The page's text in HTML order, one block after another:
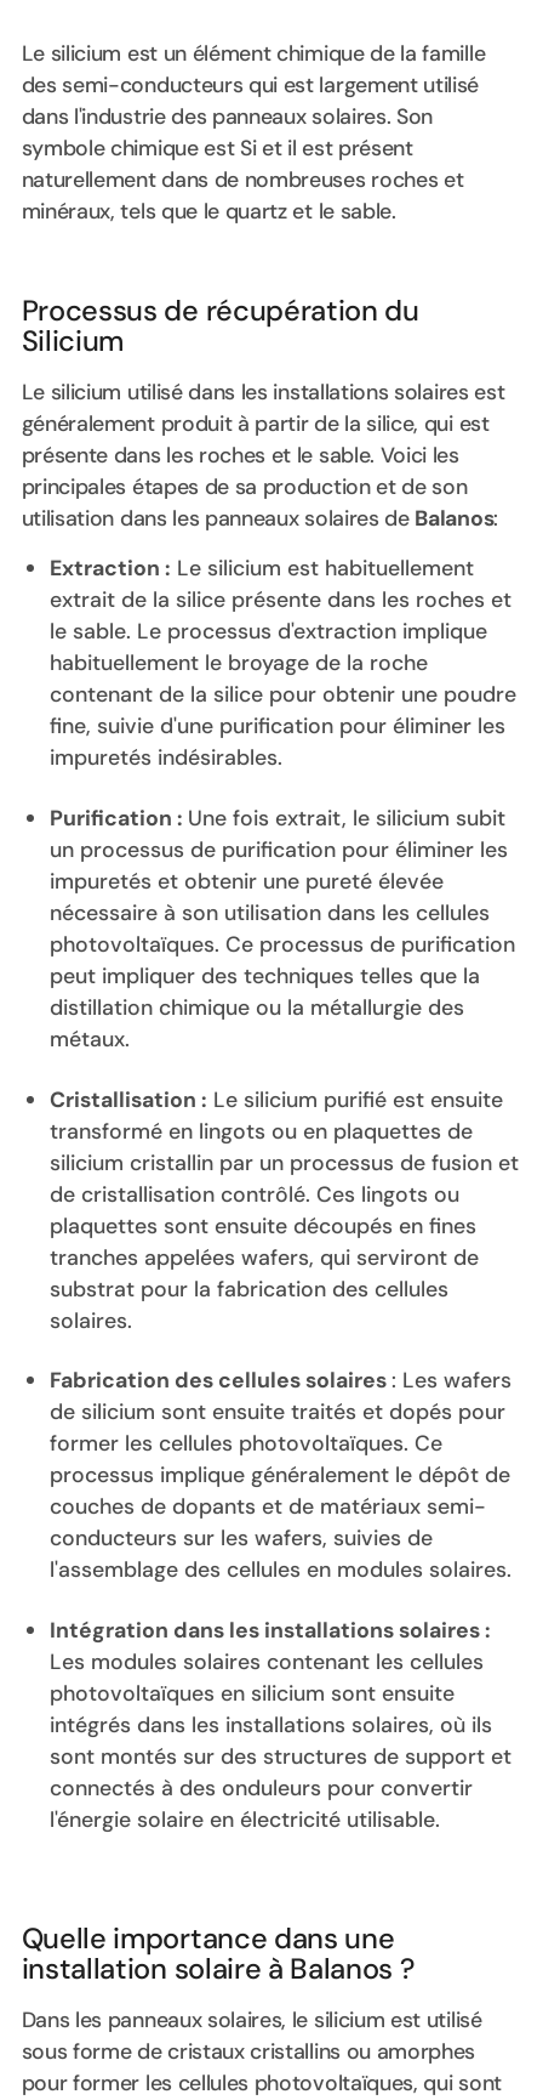
Le silicium est un élément chimique de la famille
des semi-conducteurs qui est largement utilisé
dans l'industrie des panneaux solaires. Son
symbole chimique est Si et il est présent
naturellement dans de nombreuses roches et
minéraux, tels que le quartz et le sable.
Processus de récupération du
Silicium
Le silicium utilisé dans les installations solaires est
généralement produit à partir de la silice, qui est
présente dans les roches et le sable. Voici les
principales étapes de sa production et de son
utilisation dans les panneaux solaires de Balanos:
Extraction : Le silicium est habituellement
extrait de la silice présente dans les roches et
le sable. Le processus d'extraction implique
habituellement le broyage de la roche
contenant de la silice pour obtenir une poudre
fine, suivie d'une purification pour éliminer les
impuretés indésirables.
Purification : Une fois extrait, le silicium subit
un processus de purification pour éliminer les
impuretés et obtenir une pureté élevée
nécessaire à son utilisation dans les cellules
photovoltaïques. Ce processus de purification
peut impliquer des techniques telles que la
distillation chimique ou la métallurgie des
métaux.
Cristallisation : Le silicium purifié est ensuite
transformé en lingots ou en plaquettes de
silicium cristallin par un processus de fusion et
de cristallisation contrôlé. Ces lingots ou
plaquettes sont ensuite découpés en fines
tranches appelées wafers, qui serviront de
substrat pour la fabrication des cellules
solaires.
Fabrication des cellules solaires : Les wafers
de silicium sont ensuite traités et dopés pour
former les cellules photovoltaïques. Ce
processus implique généralement le dépôt de
couches de dopants et de matériaux semi-
conducteurs sur les wafers, suivies de
l'assemblage des cellules en modules solaires.
Intégration dans les installations solaires :
Les modules solaires contenant les cellules
photovoltaïques en silicium sont ensuite
intégrés dans les installations solaires, où ils
sont montés sur des structures de support et
connectés à des onduleurs pour convertir
l'énergie solaire en électricité utilisable.
Quelle importance dans une
installation solaire à Balanos ?
Dans les panneaux solaires, le silicium est utilisé
sous forme de cristaux cristallins ou amorphes
pour former les cellules photovoltaïques, qui sont